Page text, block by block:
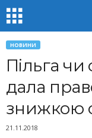
НОВИНИ
Пільга
дала
знижкою
21.11.2018